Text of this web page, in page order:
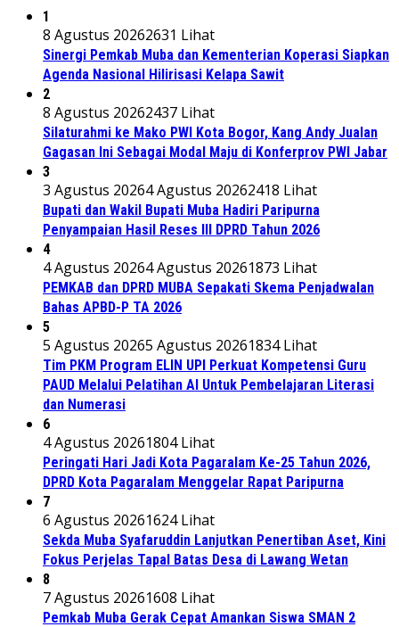
1
8 Agustus 20262631 Lihat
Sinergi Pemkab Muba dan Kementerian Koperasi Siapkan
Agenda Nasional Hilirisasi Kelapa Sawit
2
8 Agustus 20262437 Lihat
Silaturahmi ke Mako PWI Kota Bogor, Kang Andy Jualan
Gagasan Ini Sebagai Modal Maju di Konferprov PWI Jabar
3
3 Agustus 20264 Agustus 20262418 Lihat
Bupati dan Wakil Bupati Muba Hadiri Paripurna
Penyampaian Hasil Reses III DPRD Tahun 2026
4
4 Agustus 20264 Agustus 20261873 Lihat
PEMKAB dan DPRD MUBA Sepakati Skema Penjadwalan
Bahas APBD-P TA 2026
5
5 Agustus 20265 Agustus 20261834 Lihat
Tim PKM Program ELIN UPI Perkuat Kompetensi Guru
PAUD Melalui Pelatihan AI Untuk Pembelajaran Literasi
dan Numerasi
6
4 Agustus 20261804 Lihat
Peringati Hari Jadi Kota Pagaralam Ke-25 Tahun 2026,
DPRD Kota Pagaralam Menggelar Rapat Paripurna
7
6 Agustus 20261624 Lihat
Sekda Muba Syafaruddin Lanjutkan Penertiban Aset, Kini
Fokus Perjelas Tapal Batas Desa di Lawang Wetan
8
7 Agustus 20261608 Lihat
Pemkab Muba Gerak Cepat Amankan Siswa SMAN 2